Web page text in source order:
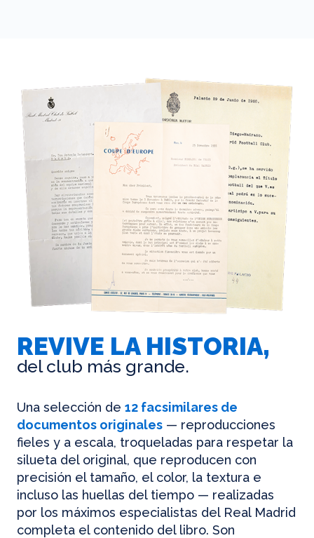
REVIVE LA HISTORIA,
del club más grande.
Una selección de 12 facsimilares de
documentos originales — reproducciones
fieles y a escala, troqueladas para respetar la
silueta del original, que reproducen con
precisión el tamaño, el color, la textura e
incluso las huellas del tiempo — realizadas
por los máximos especialistas del Real Madrid
completa el contenido del libro. Son